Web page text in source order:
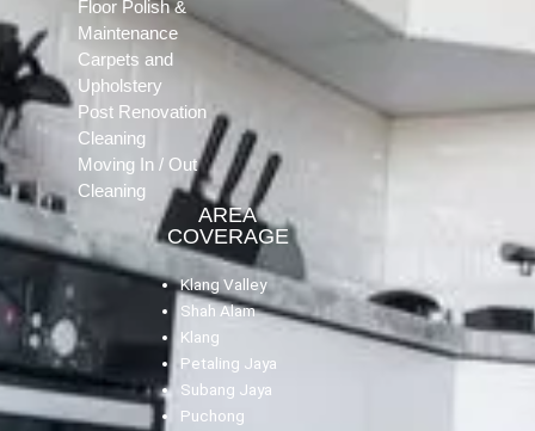
Floor Polish &
Maintenance
Carpets and
Upholstery
Post Renovation
Cleaning
Moving In / Out
Cleaning
AREA
COVERAGE
Klang Valley
Shah Alam
Klang
Petaling Jaya
Subang Jaya
Puchong